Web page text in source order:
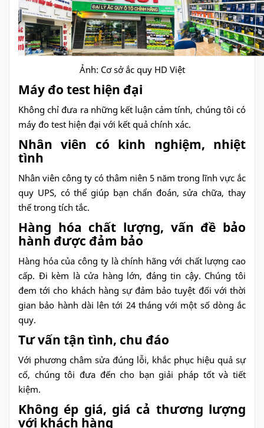
Ảnh: Cơ sở ắc quy HD Việt
Máy đo test hiện đại
Không chỉ đưa ra những kết luận cảm tính, chúng tôi có
máy đo test hiện đại với kết quả chính xác.
Nhân viên có kinh nghiệm, nhiệt
tình
Nhân viên công ty có thâm niên 5 năm trong lĩnh vực ắc
quy UPS, có thể giúp bạn chẩn đoán, sửa chữa, thay
thế trong tích tắc.
Hàng hóa chất lượng, vấn đề bảo
hành được đảm bảo
Hàng hóa của công ty là chính hãng với chất lượng cao
cấp. Đi kèm là cửa hàng lớn, đáng tin cậy. Chúng tôi
đem tới cho khách hàng sự đảm bảo tuyệt đối với thời
gian bảo hành dài lên tới 24 tháng với một số dòng ắc
quy.
Tư vấn tận tình, chu đáo
Với phương châm sửa đúng lỗi, khắc phục hiệu quả sự
cố, chúng tôi đưa đến cho bạn giải pháp tốt và tiết
kiệm.
Không ép giá, giá cả thương lượng
với khách hàng